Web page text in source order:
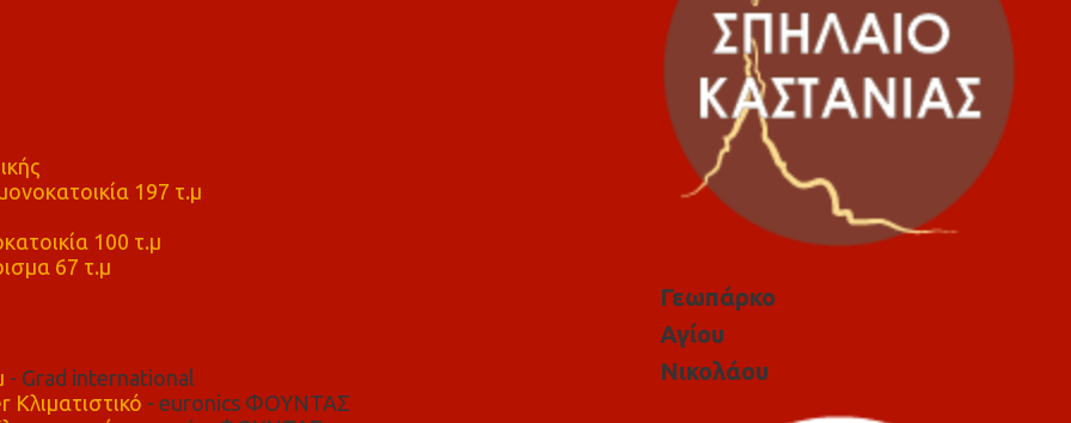
197 τ.μ
100 τ.μ
67 τ.μ
- Grad international
- euronics ΦΟΥΝΤΑΣ
Γεωπάρκο
Αγίου
Νικολάου